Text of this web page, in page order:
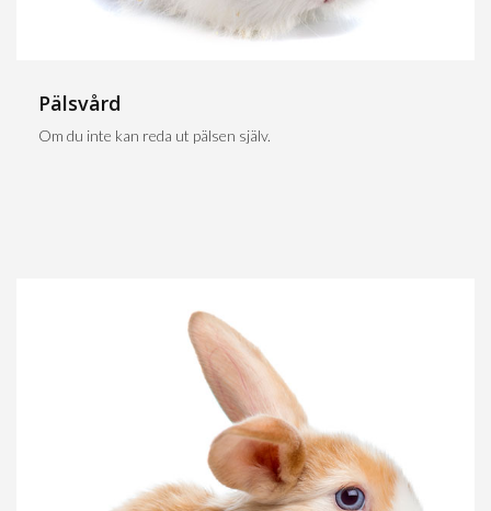
Pälsvård
Om du inte kan reda ut pälsen själv.